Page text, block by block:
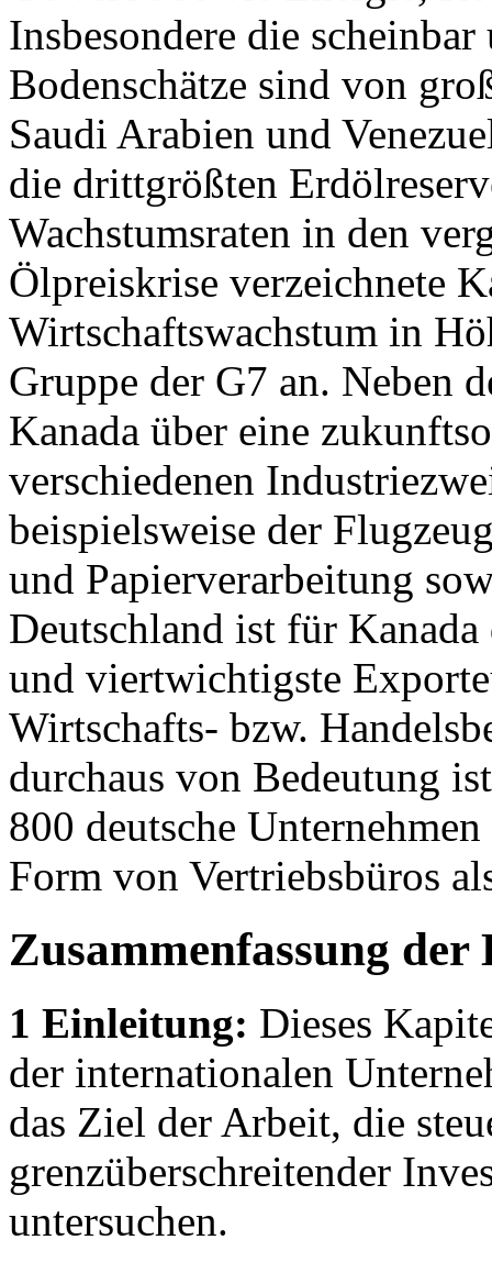
Insbesondere die
Bodenschätze sind von
Saudi Arabien und
die drittgrößten
Wachstumsraten in den
Ölpreiskrise verzeichnete
Wirtschaftswachstum in
Gruppe der G7 an. Neben
Kanada über eine
verschiedenen
beispielsweise der
und Papierverarbeitung
Deutschland ist für
und viertwichtigste
Wirtschafts- bzw.
durchaus von Bedeutung
800 deutsche
Form von Vertriebsbüros
Zusammenfassung der
1 Einleitung: Dieses
der internationalen
das Ziel der Arbeit, die
grenzüberschreitender
untersuchen.